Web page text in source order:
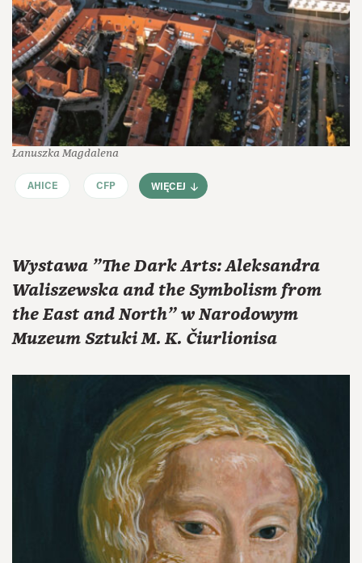
Łanuszka Magdalena
AHICE CFP WIĘCEJ
Wystawa "The Dark Arts: Aleksandra
Waliszewska and the Symbolism from
the East and North" w Narodowym
Muzeum Sztuki M. K. Čiurlionisa